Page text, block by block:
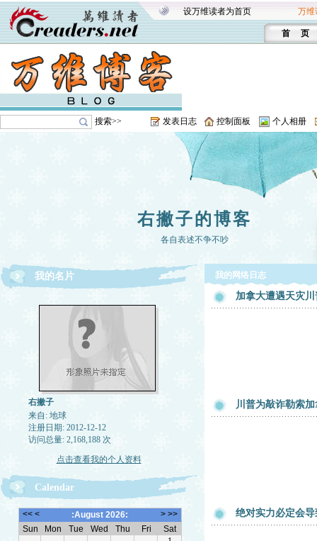
设万维读者为首页 万维
首 页
搜索>> 发表日志 控制面板 个人相册
右撇子的博客
各自表述不争不吵
我的名片
右撇子
来自: 地球
注册日期: 2012-12-12
访问总量: 2,168,188 次
点击查看我的个人资料
Calendar
我的网络日志
加拿大遭遇天灾
川普为敲诈勒索
绝对实力必定会